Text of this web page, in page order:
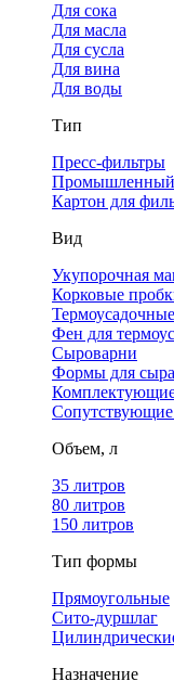
Для сока
Для масла
Для сусла
Для вина
Для воды
Тип
Пресс-фильтры
Промышленный
Картон для
Вид
Укупорочная
Корковые
Фен для
Сыроварни
Формы для сыра
Объем, л
35 литров
80 литров
150 литров
Тип формы
Прямоугольные
Сито-дуршлаг
Назначение